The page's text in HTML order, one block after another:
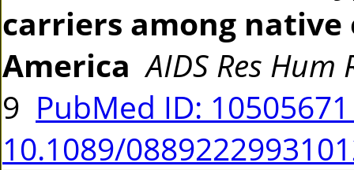
carriers among
America AIDS Res Hum
9 PubMed ID:
10.1089/